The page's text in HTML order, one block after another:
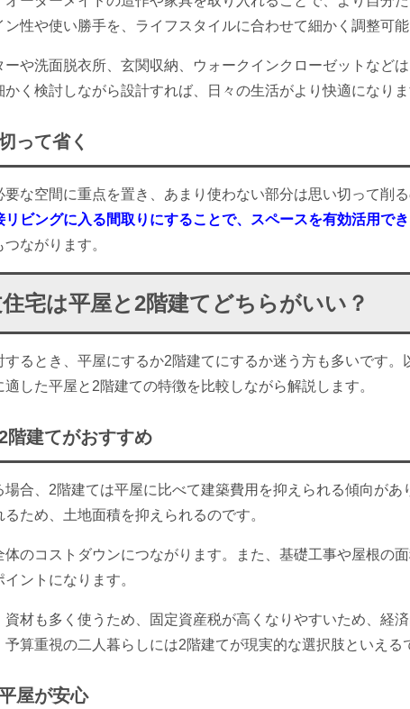
性や使い勝手を、ライフスタイルに合わせて細かく調整可能
や洗面脱衣所、玄関収納、ウォークインクローゼットなど
く検討しながら設計すれば、日々の生活がより快適になりま
って省く
な空間に重点を置き、あまり使わない部分は思い切って削る
ビングに入る間取りにすることで、スペースを有効活用で
ながります。
宅は平屋と2階建てどちらがいい？
るとき、平屋にするか2階建てにするか迷う方も多いです
した平屋と2階建ての特徴を比較しながら解説します。
階建てがおすすめ
合、2階建ては平屋に比べて建築費用を抑えられる傾向があ
ため、土地面積を抑えられるのです。
のコストダウンにつながります。また、基礎工事や屋根の
ントになります。
材も多く使うため、固定資産税が高くなりやすいため、経
算重視の二人暮らしには2階建てが現実的な選択肢といえる
屋が安心